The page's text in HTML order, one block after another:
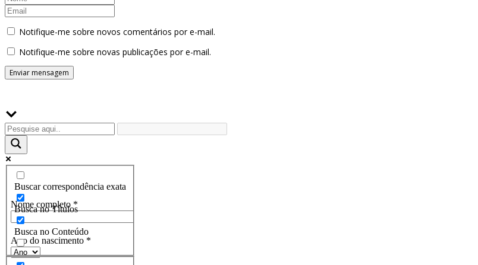
Notifique-me sobre novos comentários por e-mail.
Notifique-me sobre novas publicações por e-mail.
Buscar correspondência exata
Busca no Títulos
Busca no Conteúdo
Assine a Informe-CI NewsLetters
Nome completo *
Ano do nascimento *